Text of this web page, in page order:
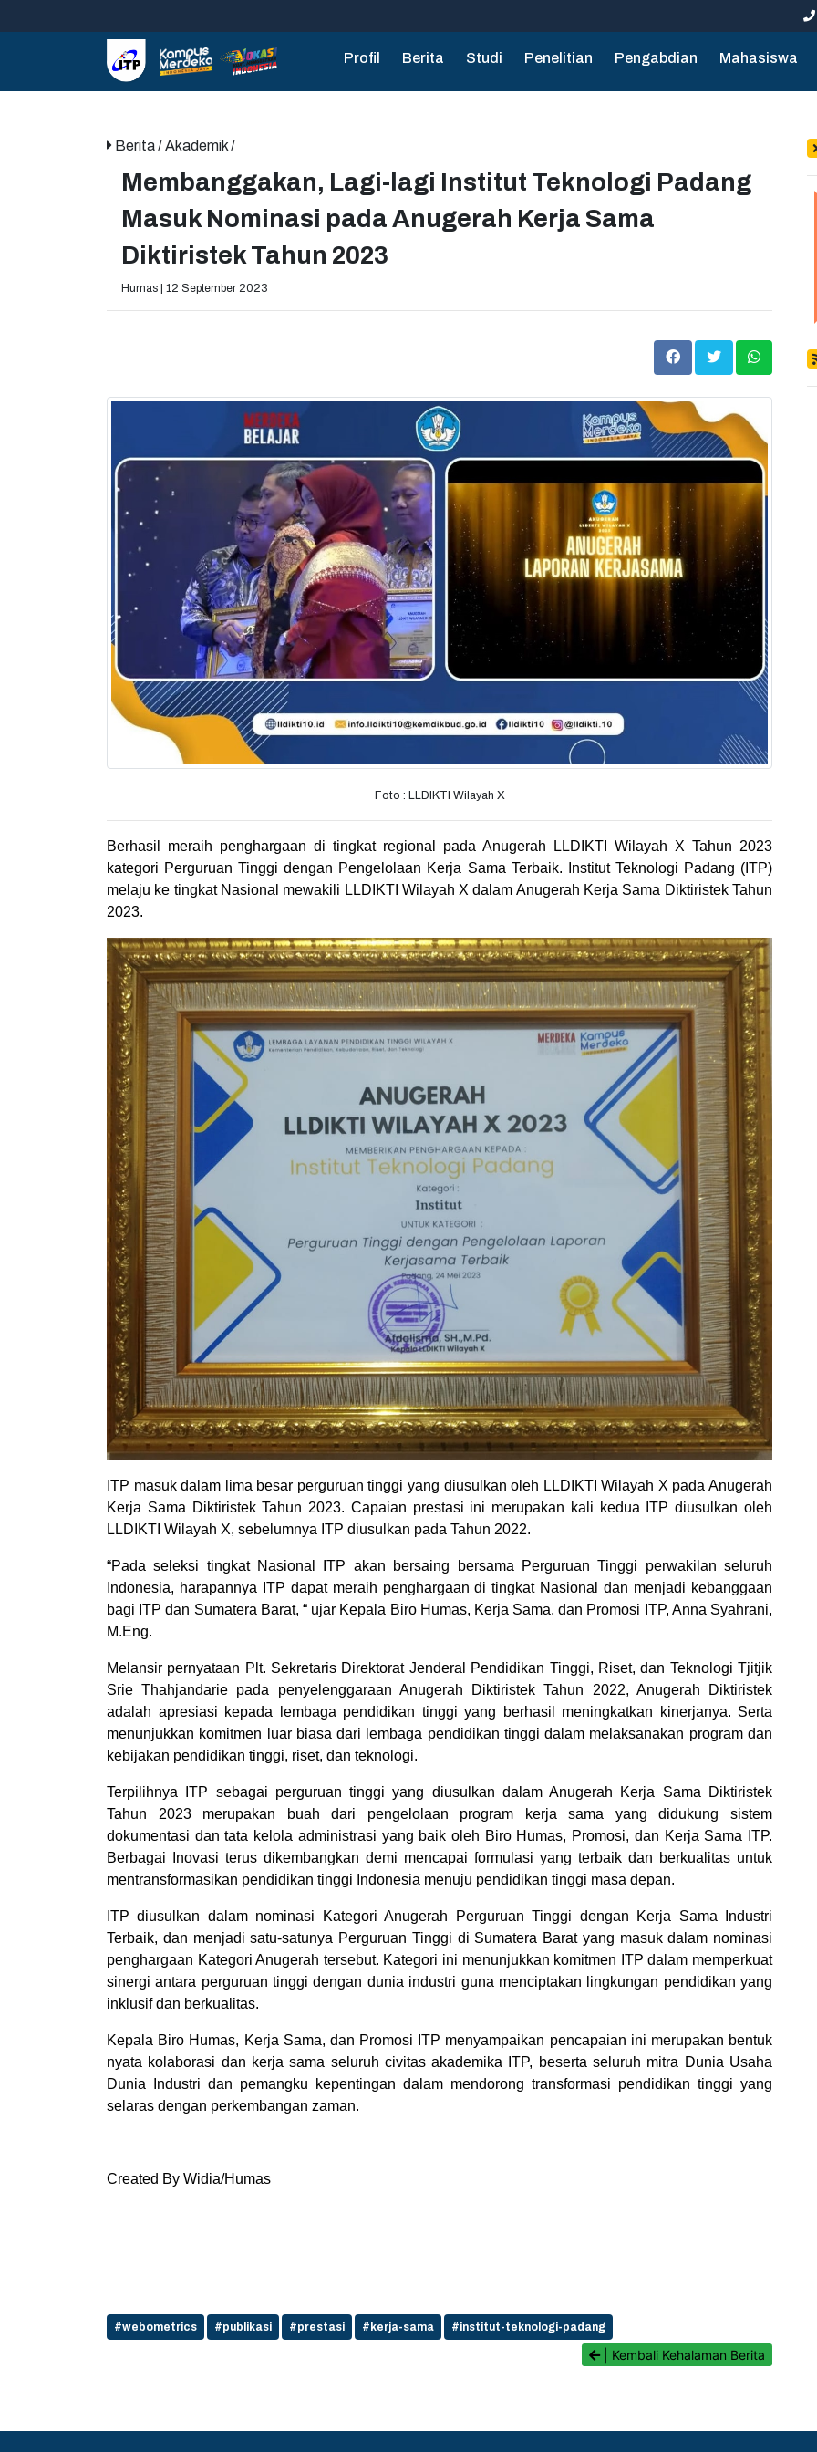
Profil Berita Studi Penelitian Pengabdian Mahasiswa
Berita/ Akademik /
Membanggakan, Lagi-lagi Institut Teknologi Padang
Masuk Nominasi pada Anugerah Kerja Sama
Diktiristek Tahun 2023
Humas | 12 September 2023
Foto : LLDIKTI Wilayah X
Berhasil meraih penghargaan di tingkat regional pada Anugerah LLDIKTI Wilayah X Tahun 2023
kategori Perguruan Tinggi dengan Pengelolaan Kerja Sama Terbaik. Institut Teknologi Padang (ITP)
melaju ke tingkat Nasional mewakili LLDIKTI Wilayah X dalam Anugerah Kerja Sama Diktiristek Tahun
2023.
ITP masuk dalam lima besar perguruan tinggi yang diusulkan oleh LLDIKTI Wilayah X pada Anugerah
Kerja Sama Diktiristek Tahun 2023. Capaian prestasi ini merupakan kali kedua ITP diusulkan oleh
LLDIKTI Wilayah X, sebelumnya ITP diusulkan pada Tahun 2022.
“Pada seleksi tingkat Nasional ITP akan bersaing bersama Perguruan Tinggi perwakilan seluruh
Indonesia, harapannya ITP dapat meraih penghargaan di tingkat Nasional dan menjadi kebanggaan
bagi ITP dan Sumatera Barat, “ ujar Kepala Biro Humas, Kerja Sama, dan Promosi ITP, Anna Syahrani,
M.Eng.
Melansir pernyataan Plt. Sekretaris Direktorat Jenderal Pendidikan Tinggi, Riset, dan Teknologi Tjitjik
Srie Thahjandarie pada penyelenggaraan Anugerah Diktiristek Tahun 2022, Anugerah Diktiristek
adalah apresiasi kepada lembaga pendidikan tinggi yang berhasil meningkatkan kinerjanya. Serta
menunjukkan komitmen luar biasa dari lembaga pendidikan tinggi dalam melaksanakan program dan
kebijakan pendidikan tinggi, riset, dan teknologi.
Terpilihnya ITP sebagai perguruan tinggi yang diusulkan dalam Anugerah Kerja Sama Diktiristek
Tahun 2023 merupakan buah dari pengelolaan program kerja sama yang didukung sistem
dokumentasi dan tata kelola administrasi yang baik oleh Biro Humas, Promosi, dan Kerja Sama ITP.
Berbagai Inovasi terus dikembangkan demi mencapai formulasi yang terbaik dan berkualitas untuk
mentransformasikan pendidikan tinggi Indonesia menuju pendidikan tinggi masa depan.
ITP diusulkan dalam nominasi Kategori Anugerah Perguruan Tinggi dengan Kerja Sama Industri
Terbaik, dan menjadi satu-satunya Perguruan Tinggi di Sumatera Barat yang masuk dalam nominasi
penghargaan Kategori Anugerah tersebut. Kategori ini menunjukkan komitmen ITP dalam memperkuat
sinergi antara perguruan tinggi dengan dunia industri guna menciptakan lingkungan pendidikan yang
inklusif dan berkualitas.
Kepala Biro Humas, Kerja Sama, dan Promosi ITP menyampaikan pencapaian ini merupakan bentuk
nyata kolaborasi dan kerja sama seluruh civitas akademika ITP, beserta seluruh mitra Dunia Usaha
Dunia Industri dan pemangku kepentingan dalam mendorong transformasi pendidikan tinggi yang
selaras dengan perkembangan zaman.
Created By Widia/Humas
#webometrics #publikasi #prestasi #kerja-sama #institut-teknologi-padang
| Kembali Kehalaman Berita